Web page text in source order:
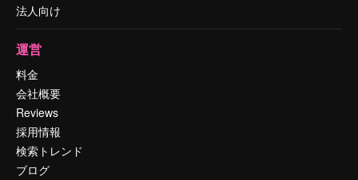
法人向け
運営
料金
会社概要
Reviews
採用情報
検索トレンド
ブログ